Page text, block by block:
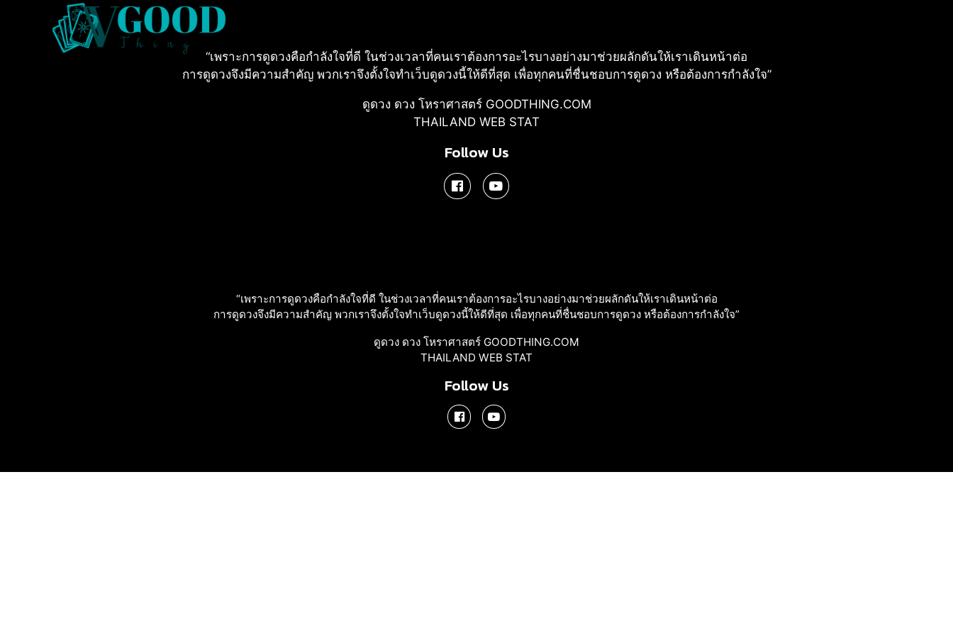
“เพราะการดูดวงคือกําลังใจที่ดี ในช่วงเวลาที่คนเราต้องการอะไรบางอย่างมาช่วยผลักดันให้เราเดินหน้าต่อ
การดูดวงจึงมีความสําคัญ พวกเราจึงตั้งใจทําเว็บดูดวงนี้ให้ดีที่สุด เพื่อทุกคนที่ชื่นชอบการดูดวง หรือต้องการกําลังใจ”
ดูดวง ดวง โหราศาสตร์ GOODTHING.COM
THAILAND WEB STAT
Follow Us
“เพราะการดูดวงคือกําลังใจที่ดี ในช่วงเวลาที่คนเราต้องการอะไรบางอย่างมาช่วยผลักดันให้เราเดินหน้าต่อ
การดูดวงจึงมีความสําคัญ พวกเราจึงตั้งใจทําเว็บดูดวงนี้ให้ดีที่สุด เพื่อทุกคนที่ชื่นชอบการดูดวง หรือต้องการกําลังใจ”
ดูดวง ดวง โหราศาสตร์ GOODTHING.COM
THAILAND WEB STAT
Follow Us